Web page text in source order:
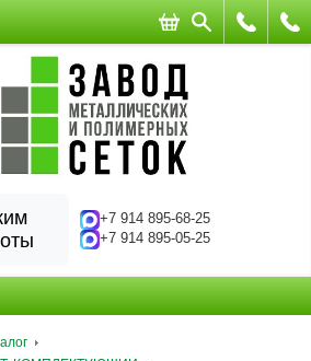
+7 914 895-68-25
+7 914 895-05-25